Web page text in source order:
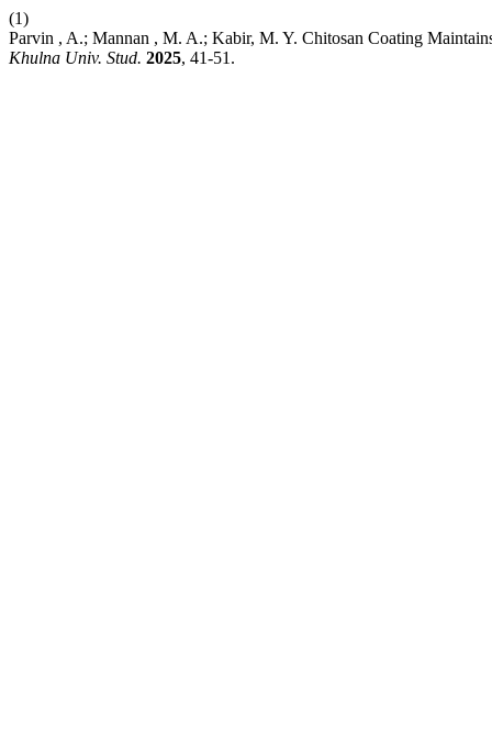
(1)
Parvin , A.; Mannan , M. A.; Kabir, M. Y. Chitosan Coating
Khulna Univ. Stud. 2025, 41-51.